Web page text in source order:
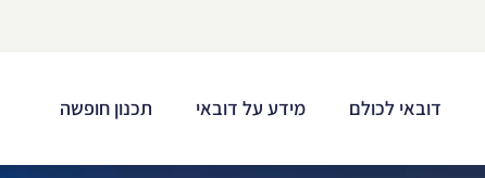
דובאי לכולם מידע על דובאי תכנון חופשה